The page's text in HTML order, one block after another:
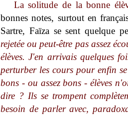
La solitude de la bonne
bonnes notes, surtout en
Sartre, Faïza se sent quelque
rejetée ou peut-être pas assez
élèves. J'en arrivais quelques
perturber les cours pour enfin
bons - ou assez bons - élèves
dire ? Ils se trompent
besoin de parler avec,